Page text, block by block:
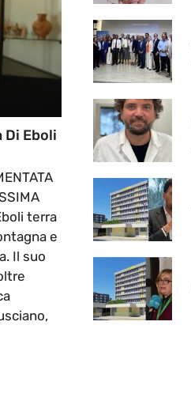
Di Eboli
terra
e
Il suo